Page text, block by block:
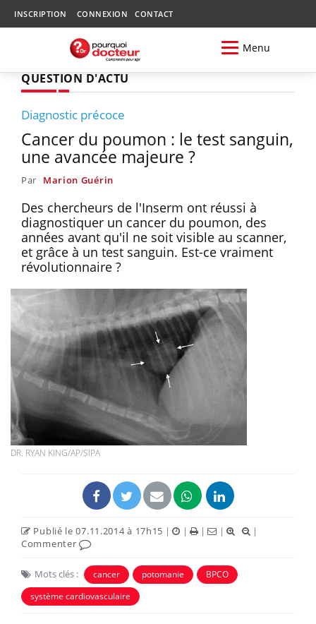
INSCRIPTION CONNEXION CONTACT
Menu
QUESTION D'ACTU
Diagnostic précoce
Cancer du poumon : le test sanguin,
une avancée majeure ?
Par Marion Guérin
Des chercheurs de l'Inserm ont réussi à
diagnostiquer un cancer du poumon, des
années avant qu'il ne soit visible au scanner,
et grâce à un test sanguin. Est-ce vraiment
révolutionnaire ?
DR. RYAN KING/AP/SIPA
Publié le 07.11.2014 à 17h15 | | | |
|
Commenter
Mots clés : cancer potomanie
BPCO
système cardiovasculaire